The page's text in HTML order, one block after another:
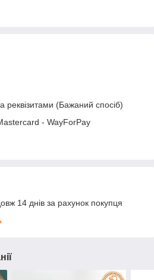
реквізитами (Бажаний спосіб)
- WayForPay
14 днів за рахунок покупця